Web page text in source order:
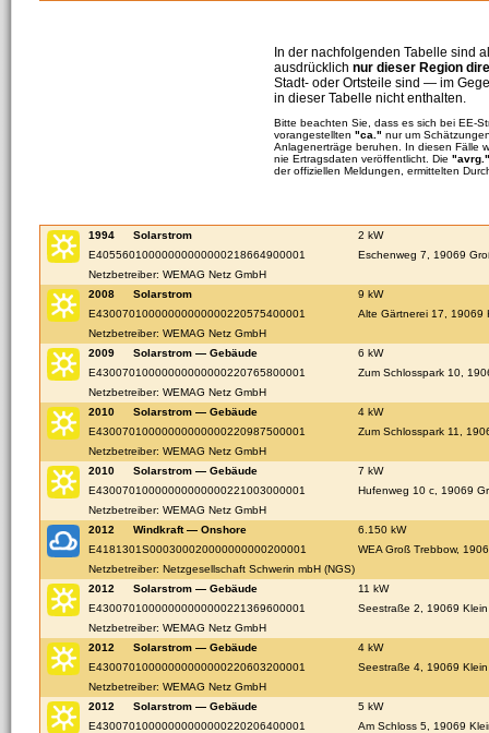
In der nachfolgenden Tabelle sind
ausdrücklich nur dieser Region
Stadt- oder Ortsteile sind — im
in dieser Tabelle nicht enthalten.
Bitte beachten Sie, dass es sich bei EE-
vorangestellten "ca." nur um
Anlagenerträge beruhen. In diesen Fälle
nie Ertragsdaten veröffentlicht. Die "avrg."
der offiziellen Meldungen, ermittelten
1994 Solarstrom
2 kW
E40556010000000000000218664900001
Eschenweg 7, 19069
Netzbetreiber: WEMAG Netz GmbH
2008
Solarstrom
9 kW
E43007010000000000000220575400001
Alte Gärtnerei 17, 19069
Netzbetreiber: WEMAG Netz GmbH
2009
Solarstrom — Gebäude
6 kW
E43007010000000000000220765800001
Zum Schlosspark 10,
Netzbetreiber: WEMAG Netz GmbH
2010
Solarstrom — Gebäude
4 kW
E43007010000000000000220987500001
Zum Schlosspark 11,
Netzbetreiber: WEMAG Netz GmbH
2010
Solarstrom — Gebäude
7 kW
E43007010000000000000221003000001
Hufenweg 10 c, 19069
Netzbetreiber: WEMAG Netz GmbH
2012
Windkraft — Onshore
6.150 kW
E4181301S000300020000000000200001
WEA Groß Trebbow,
Netzbetreiber: Netzgesellschaft Schwerin mbH (NGS)
2012
Solarstrom — Gebäude
11 kW
E43007010000000000000221369600001
Seestraße 2, 19069
Netzbetreiber: WEMAG Netz GmbH
2012
Solarstrom — Gebäude
4 kW
E43007010000000000000220603200001
Seestraße 4, 19069
Netzbetreiber: WEMAG Netz GmbH
2012
Solarstrom — Gebäude
5 kW
E43007010000000000000220206400001
Am Schloss 5, 19069